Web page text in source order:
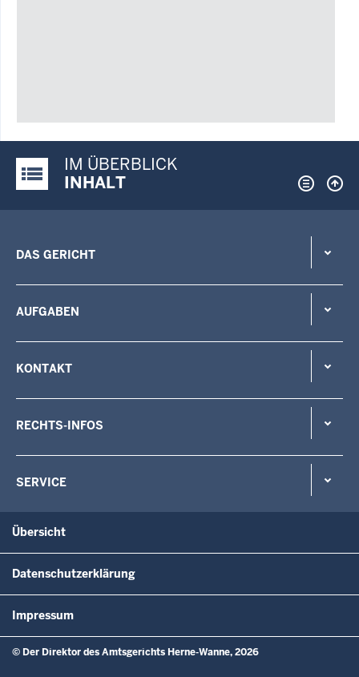
Justiz-Portal im Überblick:
IM ÜBERBLICK
INHALT
DAS GERICHT
AUFGABEN
KONTAKT
RECHTS-INFOS
SERVICE
Übersicht
Datenschutzerklärung
Impressum
© Der Direktor des Amtsgerichts Herne-Wanne, 2026